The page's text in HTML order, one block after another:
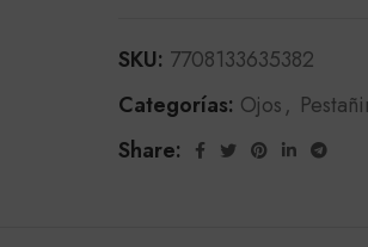
SKU: 7708133635382
Categorías: Ojos,
Share: